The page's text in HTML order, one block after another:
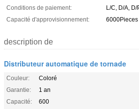
Conditions de paiement:
L/C, D/A, D/
Capacité d'approvisionnement:
description de
Distributeur automatique de tornade
Couleur:
Coloré
Garantie:
1 an
Capacité:
600